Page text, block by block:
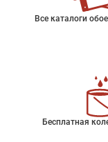
Все каталоги
Бесплатная